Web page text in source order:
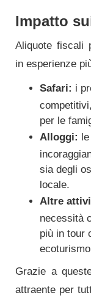
Impatto
Aliquote fiscali
in esperienze
Safari: i
per le
Alloggi:
sia degli
locale.
Altre
necessità
più in tour
Grazie a
attraente per